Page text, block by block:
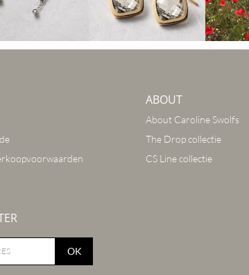
OK
ABOUT
About Caroline Swolfs
The Drop collectie
CS Line collectie